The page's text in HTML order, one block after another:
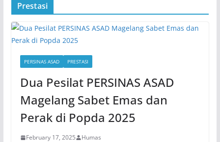
Prestasi
PERSINAS ASAD PRESTASI
Dua Pesilat PERSINAS ASAD
Magelang Sabet Emas dan
Perak di Popda 2025
February 17, 2025 Humas